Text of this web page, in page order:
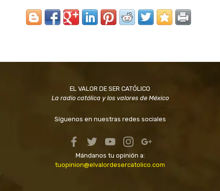
EL VALOR DE SER CATÓLICO
La radio católica y los valores de México
Síguenos en nuestras redes sociales
Mándanos tu opinión a:
tuopinion@elvalordesercatolico.com